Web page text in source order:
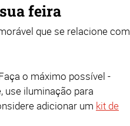
feira
que se relacione com
o máximo possível -
use iluminação para
adicionar um kit de